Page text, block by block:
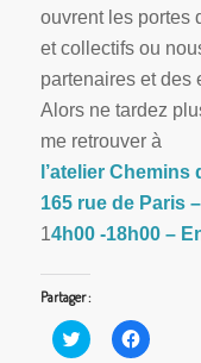
ouvrent les portes
et collectifs ou
partenaires et des
Alors ne tardez
me retrouver à
l’atelier
165 rue de Paris
14h00 -18h00 –
Partager :
Cliquez
pour
Cliquez
pour